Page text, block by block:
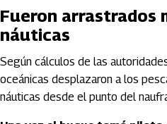
Fueron arrastrados
náuticas
Según cálculos de las
oceánicas desplazaron a los
náuticas desde el punto del